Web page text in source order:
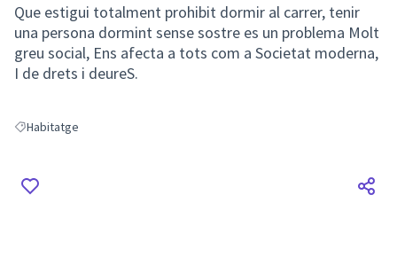
Que estigui totalment prohibit dormir al carrer, tenir
una persona dormint sense sostre es un problema Molt
greu social, Ens afecta a tots com a Societat moderna,
I de drets i deureS.
Resultats en filtrar per: Habitatge
Habitatge